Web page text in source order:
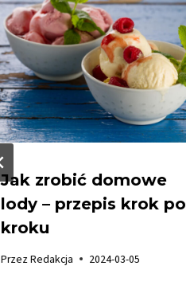
Jak zrobić domowe
lody – przepis krok po
kroku
PrzezRedakcja 2024-03-05